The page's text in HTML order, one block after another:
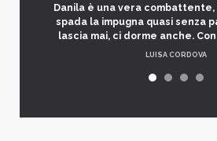
Danila è una vera
spada la impugna quasi senza
lascia mai, ci dorme anche.
LUISA CORDOVA